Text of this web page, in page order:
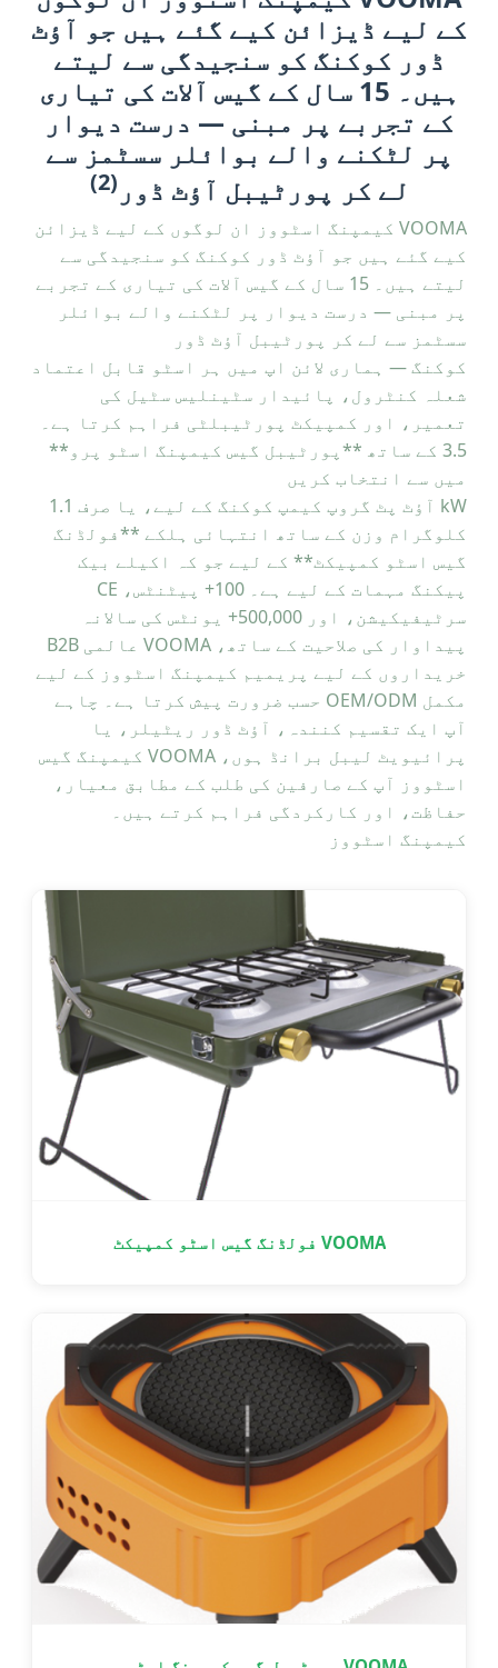
کے لیے ڈیزائن کیے گئے ہیں جو آؤٹ
ڈور کوکنگ کو سنجیدگی سے لیتے
ہیں۔ 15 سال کے گیس آلات کی تیاری
کے تجربے پر مبنی — درست دیوار
پر لٹکنے والے بوائلر سسٹمز سے
لے کر پورٹیبل آؤٹ ڈور (2)
VOOMA کیمپنگ اسٹووز ان لوگوں کے لیے ڈیزائن
کیے گئے ہیں جو آؤٹ ڈور کوکنگ کو سنجیدگی سے
لیتے ہیں۔ 15 سال کے گیس آلات کی تیاری کے تجربے
پر مبنی — درست دیوار پر لٹکنے والے بوائلر
سسٹمز سے لے کر پورٹیبل آؤٹ ڈور
کوکنگ — ہماری لائن اپ میں ہر اسٹو قابل اعتماد
شعلہ کنٹرول، پائیدار سٹینلیس سٹیل کی
تعمیر، اور کمپیکٹ پورٹیبلٹی فراہم کرتا ہے۔
3.5 کے ساتھ **پورٹیبل گیس کیمپنگ اسٹو پرو**
میں سے انتخاب کریں
kW آؤٹ پٹ گروپ کیمپ کوکنگ کے لیے، یا صرف 1.1
کلوگرام وزن کے ساتھ انتہائی ہلکے **فولڈنگ
گیس اسٹو کمپیکٹ** کے لیے جو کہ اکیلے بیک
پیکنگ مہمات کے لیے ہے۔ 100+ پیٹنٹس، CE
سرٹیفیکیشن، اور 500,000+ یونٹس کی سالانہ
پیداوار کی صلاحیت کے ساتھ، VOOMA عالمی B2B
خریداروں کے لیے پریمیم کیمپنگ اسٹووز کے لیے
مکمل OEM/ODM حسب ضرورت پیش کرتا ہے۔ چاہے
آپ ایک تقسیم کنندہ، آؤٹ ڈور ریٹیلر، یا
پرائیویٹ لیبل برانڈ ہوں، VOOMA کیمپنگ گیس
اسٹووز آپ کے صارفین کی طلب کے مطابق معیار،
حفاظت، اور کارکردگی فراہم کرتے ہیں۔
کیمپنگ اسٹووز
VOOMA فولڈنگ گیس اسٹو کمپیکٹ